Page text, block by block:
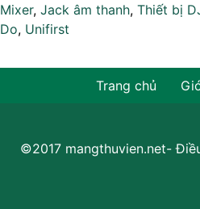
Mixer, Jack âm thanh, Thiết bị
Do, Unifirst
Trang chủ
©2017 mangthuvien.net-